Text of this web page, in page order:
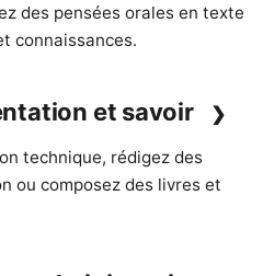
des pensées orales en texte
connaissances.
et savoir
technique, rédigez des
ou composez des livres et